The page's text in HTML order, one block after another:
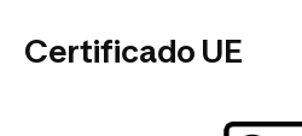
Certificado UE